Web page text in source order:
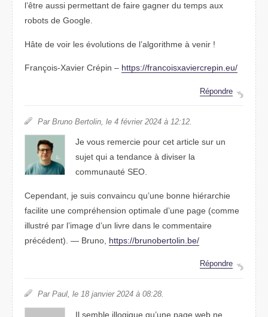
l’être aussi permettant de faire gagner du temps aux
robots de Google.
Hâte de voir les évolutions de l’algorithme à venir !
François-Xavier Crépin – https://francoisxaviercrepin.eu/
Répondre
Par Bruno Bertolin, le 4 février 2024 à 12:12.
Je vous remercie pour cet article sur un
sujet qui a tendance à diviser la
communauté SEO.
Cependant, je suis convaincu qu’une bonne hiérarchie
facilite une compréhension optimale d’une page (comme
illustré par l’image d’un livre dans le commentaire
précédent). — Bruno, https://brunobertolin.be/
Répondre
Par Paul, le 18 janvier 2024 à 08:28.
Il semble illogique qu’une page web ne